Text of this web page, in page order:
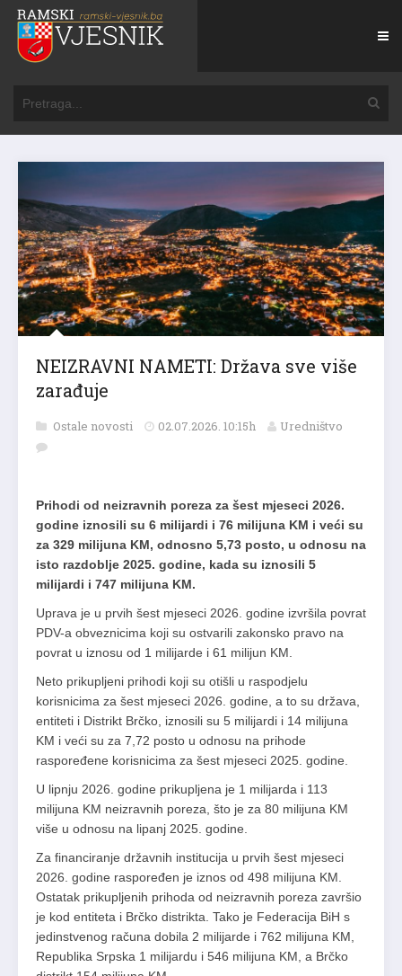
NEIZRAVNI NAMETI: Država sve više
zarađuje
Ostale novosti 02.07.2026. 10:15h Uredništvo
Prihodi od neizravnih poreza za šest mjeseci 2026.
godine iznosili su 6 milijardi i 76 milijuna KM i veći su
za 329 milijuna KM, odnosno 5,73 posto, u odnosu na
isto razdoblje 2025. godine, kada su iznosili 5
milijardi i 747 milijuna KM.
Uprava je u prvih šest mjeseci 2026. godine izvršila povrat
PDV-a obveznicima koji su ostvarili zakonsko pravo na
povrat u iznosu od 1 milijarde i 61 milijun KM.
Neto prikupljeni prihodi koji su otišli u raspodjelu
korisnicima za šest mjeseci 2026. godine, a to su država,
entiteti i Distrikt Brčko, iznosili su 5 milijardi i 14 milijuna
KM i veći su za 7,72 posto u odnosu na prihode
raspoređene korisnicima za šest mjeseci 2025. godine.
U lipnju 2026. godine prikupljena je 1 milijarda i 113
milijuna KM neizravnih poreza, što je za 80 milijuna KM
više u odnosu na lipanj 2025. godine.
Za financiranje državnih institucija u prvih šest mjeseci
2026. godine raspoređen je iznos od 498 milijuna KM.
Ostatak prikupljenih prihoda od neizravnih poreza završio
je kod entiteta i Brčko distrikta. Tako je Federacija BiH s
jedinstvenog računa dobila 2 milijarde i 762 milijuna KM,
Republika Srpska 1 milijardu i 546 milijuna KM, a Brčko